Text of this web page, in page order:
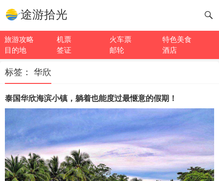
途游拾光
旅游攻略 机票 火车票
特色美食
目的地
签证 邮轮 酒店
标签： 华欣
泰国华欣海滨小镇，躺着也能度过最惬意的假期！